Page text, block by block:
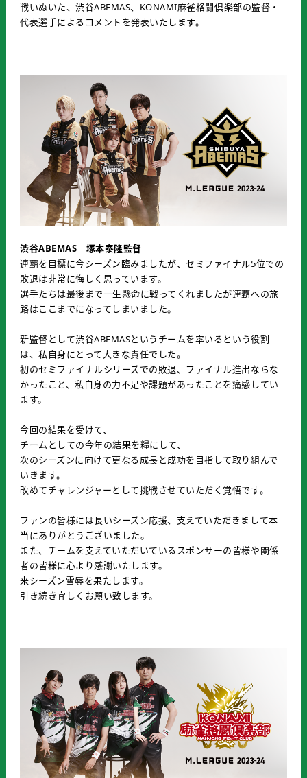
戦いぬいた、渋谷ABEMAS、KONAMI麻雀格闘倶楽部の監督・
代表選手によるコメントを発表いたします。
渋谷ABEMAS 塚本泰隆監督
連覇を目標に今シーズン臨みましたが、セミファイナル5位での
敗退は非常に悔しく思っています。
選手たちは最後まで一生懸命に戦ってくれましたが連覇への旅
路はここまでになってしまいました。
新監督として渋谷ABEMASというチームを率いるという役割
は、私自身にとって大きな責任でした。
初のセミファイナルシリーズでの敗退、ファイナル進出ならな
かったこと、私自身の力不足や課題があったことを痛感してい
ます。
今回の結果を受けて、
チームとしての今年の結果を糧にして、
次のシーズンに向けて更なる成長と成功を目指して取り組んで
いきます。
改めてチャレンジャーとして挑戦させていただく覚悟です。
ファンの皆様には長いシーズン応援、支えていただきまして本
当にありがとうございました。
また、チームを支えていただいているスポンサーの皆様や関係
者の皆様に心より感謝いたします。
来シーズン雪辱を果たします。
引き続き宜しくお願い致します。